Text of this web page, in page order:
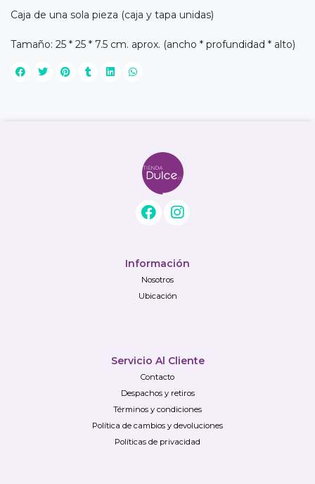
Caja de una sola pieza (caja y tapa unidas)
Tamaño: 25 * 25 * 7.5 cm. aprox. (ancho * profundidad * alto)
Información
Nosotros
Ubicación
Servicio Al Cliente
Contacto
Despachos y retiros
Términos y condiciones
Política de cambios y devoluciones
Políticas de privacidad